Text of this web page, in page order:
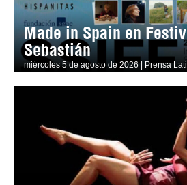
Made in Spain en
Sebastián
miércoles 5 de agosto de 2026 | Prensa